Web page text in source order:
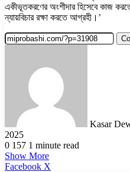
একীভূতকরণের অংশীদার হিসেবে কাজ
ন্যায়বিচার রক্ষা করতে আগ্রহী।’
Kasar
2025
0 157 1 minute read
Show More
Facebook X